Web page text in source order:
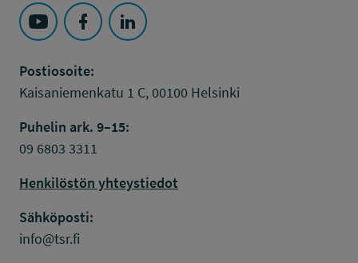
Seuraa Työsuojelurahasto kohteessa: YouTube
Seuraa Työsuojelurahasto kohteessa:
Seuraa Työsuojelurahasto kohteessa:
Postiosoite:
Kaisaniemenkatu 1 C, 00100 Helsinki
Puhelin ark. 9–15:
09 6803 3311
Henkilöstön yhteystiedot
Sähköposti:
info@tsr.fi